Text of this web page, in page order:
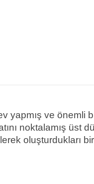
yapmış ve önemli
noktalamış üst
oluşturdukları